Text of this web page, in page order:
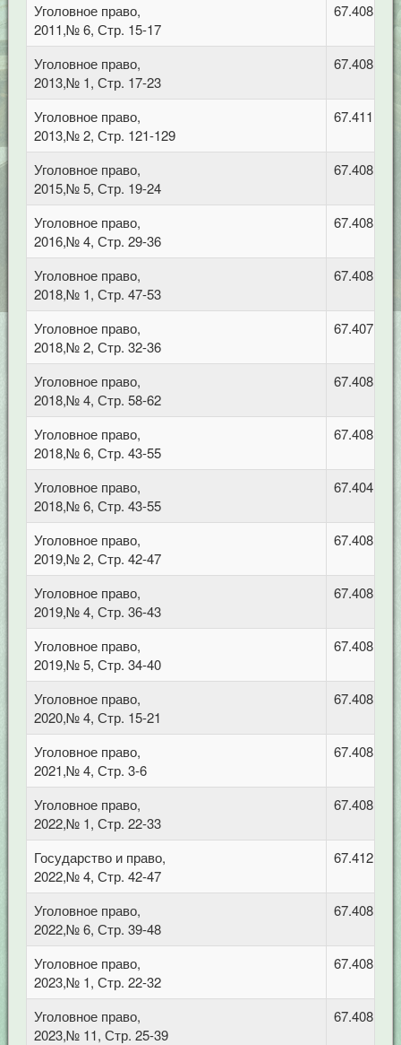
Уголовное право,
2011,№ 6, Стр. 15-17
67.408
Уголовное право,
2013,№ 1, Стр. 17-23
67.408
Уголовное право,
2013,№ 2, Стр. 121-129
67.411
Уголовное право,
2015,№ 5, Стр. 19-24
67.408
Уголовное право,
2016,№ 4, Стр. 29-36
67.408
Уголовное право,
2018,№ 1, Стр. 47-53
67.408
Уголовное право,
2018,№ 2, Стр. 32-36
67.407
Уголовное право,
2018,№ 4, Стр. 58-62
67.408
Уголовное право,
2018,№ 6, Стр. 43-55
67.408
Уголовное право,
2018,№ 6, Стр. 43-55
67.404
Уголовное право,
2019,№ 2, Стр. 42-47
67.408
Уголовное право,
2019,№ 4, Стр. 36-43
67.408
Уголовное право,
2019,№ 5, Стр. 34-40
67.408
Уголовное право,
2020,№ 4, Стр. 15-21
67.408
Уголовное право,
2021,№ 4, Стр. 3-6
67.408
Уголовное право,
2022,№ 1, Стр. 22-33
67.408
Государство и право,
2022,№ 4, Стр. 42-47
67.412.1
Уголовное право,
2022,№ 6, Стр. 39-48
67.408
Уголовное право,
2023,№ 1, Стр. 22-32
67.408
Уголовное право,
2023,№ 11, Стр. 25-39
67.408